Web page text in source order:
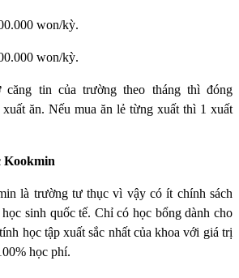
won/kỳ.
won/kỳ.
tin của trường theo tháng thì đóng
ăn. Nếu mua ăn lẻ từng xuất thì 1 xuất
Kookmin
là trường tư thục vì vậy có ít chính sách
sinh quốc tế. Chỉ có học bổng dành cho
học tập xuất sắc nhất của khoa với giá trị
học phí.